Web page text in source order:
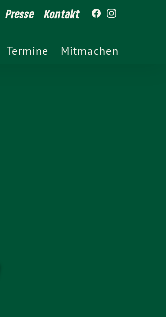
Presse Kontakt
Termine Mitmachen